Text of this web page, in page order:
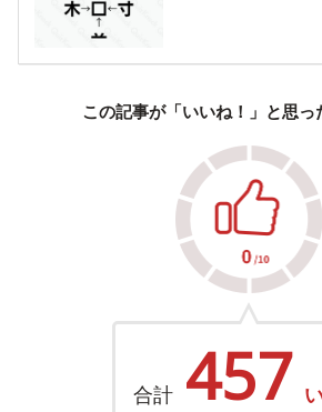
この記事が「いいね！」と思っ
合計 457